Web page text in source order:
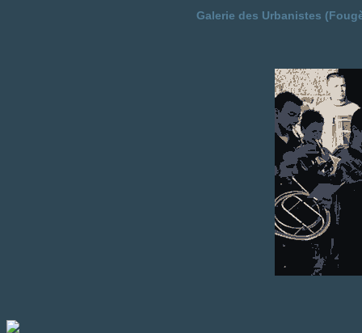
Galerie des Urbanistes